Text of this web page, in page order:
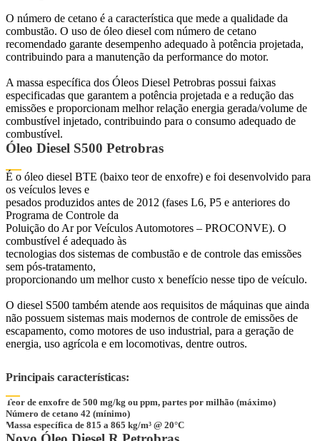
O número de cetano é a característica que mede a qualidade da
combustão. O uso de óleo diesel com número de cetano
recomendado garante desempenho adequado à potência projetada,
contribuindo para a manutenção da performance do motor.
A massa específica dos Óleos Diesel Petrobras possui faixas
especificadas que garantem a potência projetada e a redução das
emissões e proporcionam melhor relação energia gerada/volume de
combustível injetado, contribuindo para o consumo adequado de
combustível.
Óleo Diesel S500 Petrobras
É o óleo diesel BTE (baixo teor de enxofre) e foi desenvolvido para
os veículos leves e
pesados produzidos antes de 2012 (fases L6, P5 e anteriores do
Programa de Controle da
Poluição do Ar por Veículos Automotores – PROCONVE). O
combustível é adequado às
tecnologias dos sistemas de combustão e de controle das emissões
sem pós-tratamento,
proporcionando um melhor custo x benefício nesse tipo de veículo.
O diesel S500 também atende aos requisitos de máquinas que ainda
não possuem sistemas mais modernos de controle de emissões de
escapamento, como motores de uso industrial, para a geração de
energia, uso agrícola e em locomotivas, dentre outros.
Principais características:
Teor de enxofre de 500 mg/kg ou ppm, partes por milhão (máximo)
Número de cetano 42 (mínimo)
Massa específica de 815 a 865 kg/m³ @ 20°C